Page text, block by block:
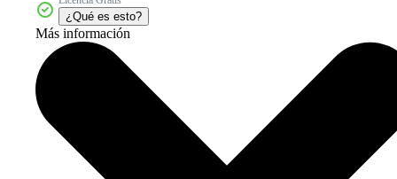
¿Qué es esto?
Más información